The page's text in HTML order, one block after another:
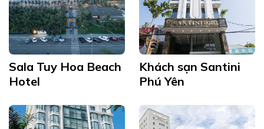
Sala Tuy Hoa Beach
Hotel
Khách sạn Santini
Phú Yên